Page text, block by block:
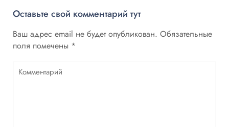
Оставьте свой комментарий тут
Ваш адрес email не будет опубликован. Обязательные
поля помечены *